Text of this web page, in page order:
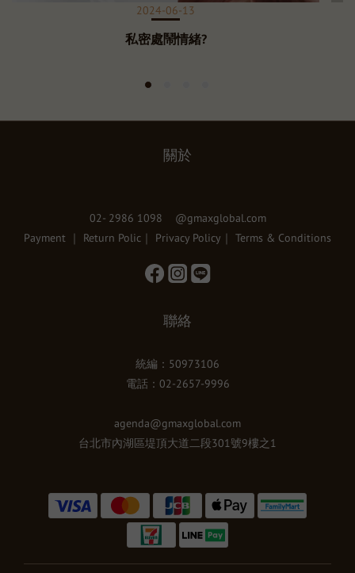
2024-06-13
私密處鬧情緒?
關於
02- 2986 1098 @gmaxglobal.com
Payment
Return Polic Privacy Policy Terms & Conditions
聯絡
統編：50973106
電話：02-2657-9996
agenda@gmaxglobal.com
台北市內湖區堤頂大道二段301號9樓之1